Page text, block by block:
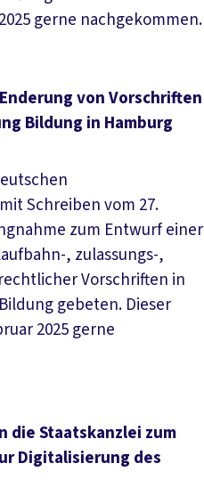
gerne nachgekommen.
von Vorschriften
Bildung in Hamburg
Schreiben vom 27.
zum Entwurf einer
, zulassungs-,
Vorschriften in
gebeten. Dieser
2025 gerne
die Staatskanzlei zum
Digitalisierung des